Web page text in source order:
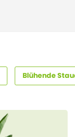
Blühende